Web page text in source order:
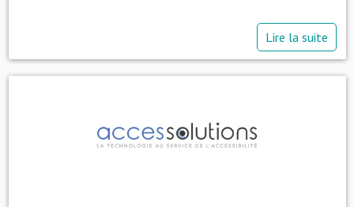
Lire la suite